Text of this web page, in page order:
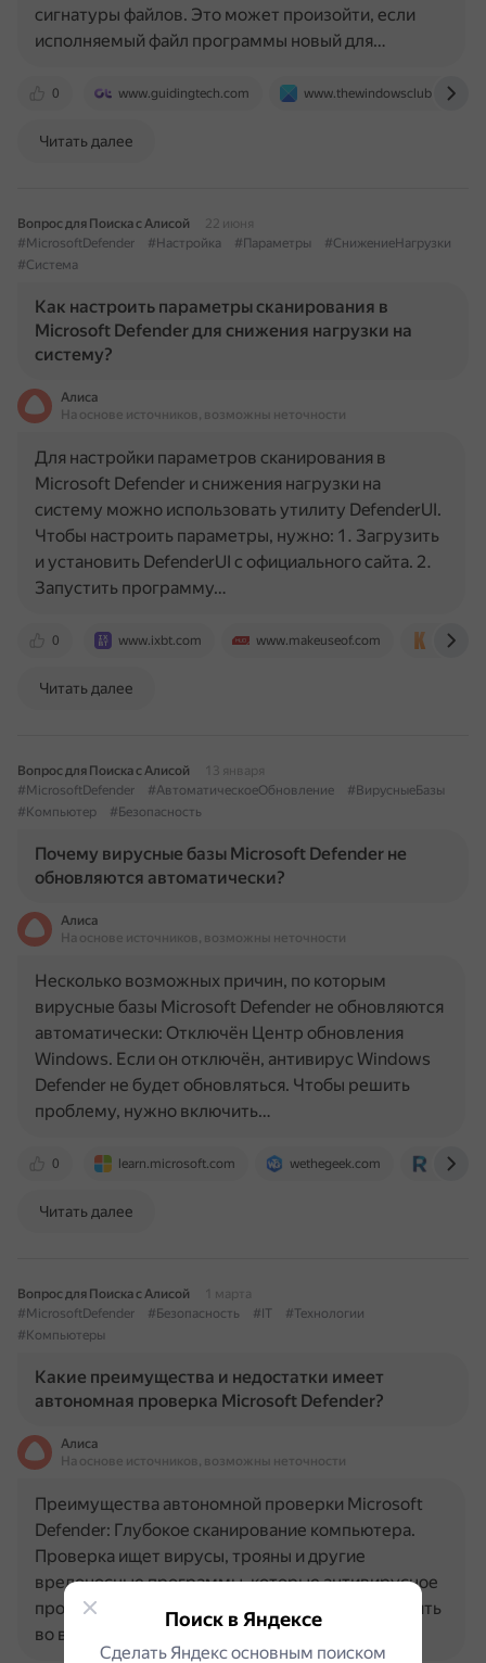
0 www.guidingtech.com www.thewindowsclub.com
сигнатуры файлов. Это может произойти, если
исполняемый файл программы новый для…
Читать далее
Вопрос для Поиска с Алисой
22 июня
#MicrosoftDefender
#Настройка #Параметры
#СнижениеНагрузки
#Система
Как настроить параметры сканирования в
Microsoft Defender для снижения нагрузки на
систему?
Алиса
На основе источников, возможны неточности
0 www.ixbt.com www.makeuseof.com
Для настройки параметров сканирования в
Microsoft Defender и снижения нагрузки на
систему можно использовать утилиту DefenderUI.
Чтобы настроить параметры, нужно: 1. Загрузить
и установить DefenderUI с официального сайта. 2.
Запустить программу…
Читать далее
Вопрос для Поиска с Алисой
13 января
#MicrosoftDefender
#АвтоматическоеОбновление
#ВирусныеБазы
#Компьютер
#Безопасность
Почему вирусные базы Microsoft Defender не
обновляются автоматически?
Алиса
На основе источников, возможны неточности
0 learn.microsoft.com wethegeek.com
Несколько возможных причин, по которым
вирусные базы Microsoft Defender не обновляются
автоматически: Отключён Центр обновления
Windows. Если он отключён, антивирус Windows
Defender не будет обновляться. Чтобы решить
проблему, нужно включить…
Читать далее
Вопрос для Поиска с Алисой
1 марта
#MicrosoftDefender
#Безопасность #IT
#Технологии
#Компьютеры
Какие преимущества и недостатки имеет
автономная проверка Microsoft Defender?
Алиса
На основе источников, возможны неточности
Преимущества автономной проверки Microsoft
Defender: Глубокое сканирование компьютера.
Проверка ищет вирусы, трояны и другие
вредоносные программы, которые антивирусное
программное обеспечение может не обнаружить
во время работы Windows…
Поиск в Яндексе
Сделать Яндекс основным поиском